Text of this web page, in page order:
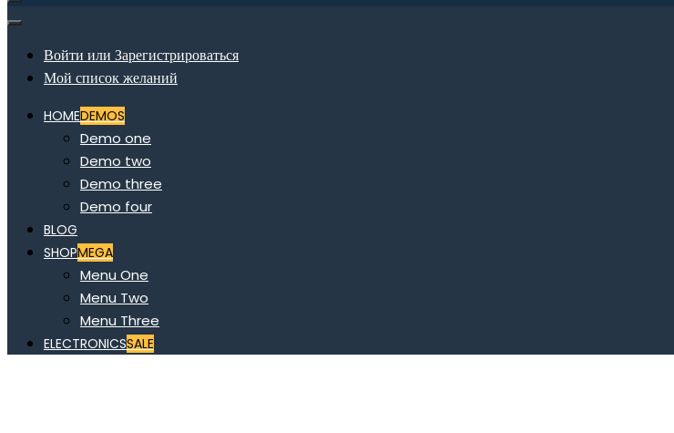
Войти или Зарегистрироваться
Мой список желаний
HOMEDEMOS
Demo one
Demo two
Demo three
Demo four
BLOG
SHOPMEGA
Menu One
Menu Two
Menu Three
ELECTRONICSSALE